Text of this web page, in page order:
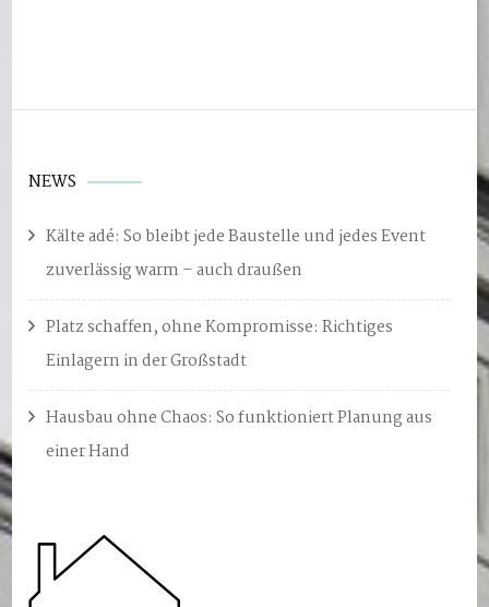
NEWS
Kälte adé: So bleibt jede Baustelle und jedes Event
zuverlässig warm – auch draußen
Platz schaffen, ohne Kompromisse: Richtiges
Einlagern in der Großstadt
Hausbau ohne Chaos: So funktioniert Planung aus
einer Hand